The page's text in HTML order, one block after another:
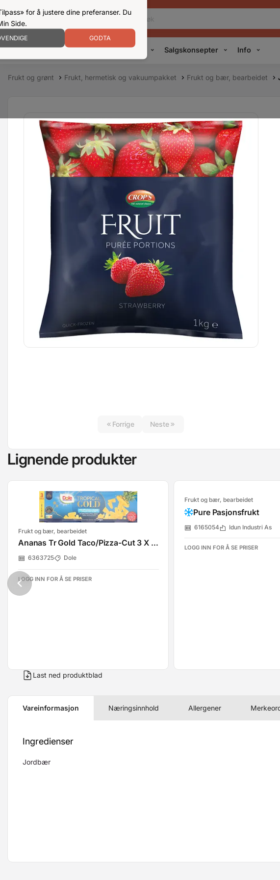
for å justere dine preferanser. Du
Side.
GODTA
Kampanjer Produkter Konsepter Salgskonsepter Info
Frukt og grønt Frukt, hermetisk og vakuumpakket Frukt og bær, bearbeidet
Forrige Neste
Lignende produkter
Frukt og bær, bearbeidet
Ananas Tr Gold Taco/Pizza-Cut 3 X 227g Dole
6363725 Dole
LOGG INN FOR Å SE PRISER
Frukt og bær, bearbeidet
Pure Pasjonsfrukt
6165054 Idun Industri As
LOGG INN FOR Å SE PRISER
Last ned produktblad
Vareinformasjon Næringsinnhold Allergener
Ingredienser
Jordbær